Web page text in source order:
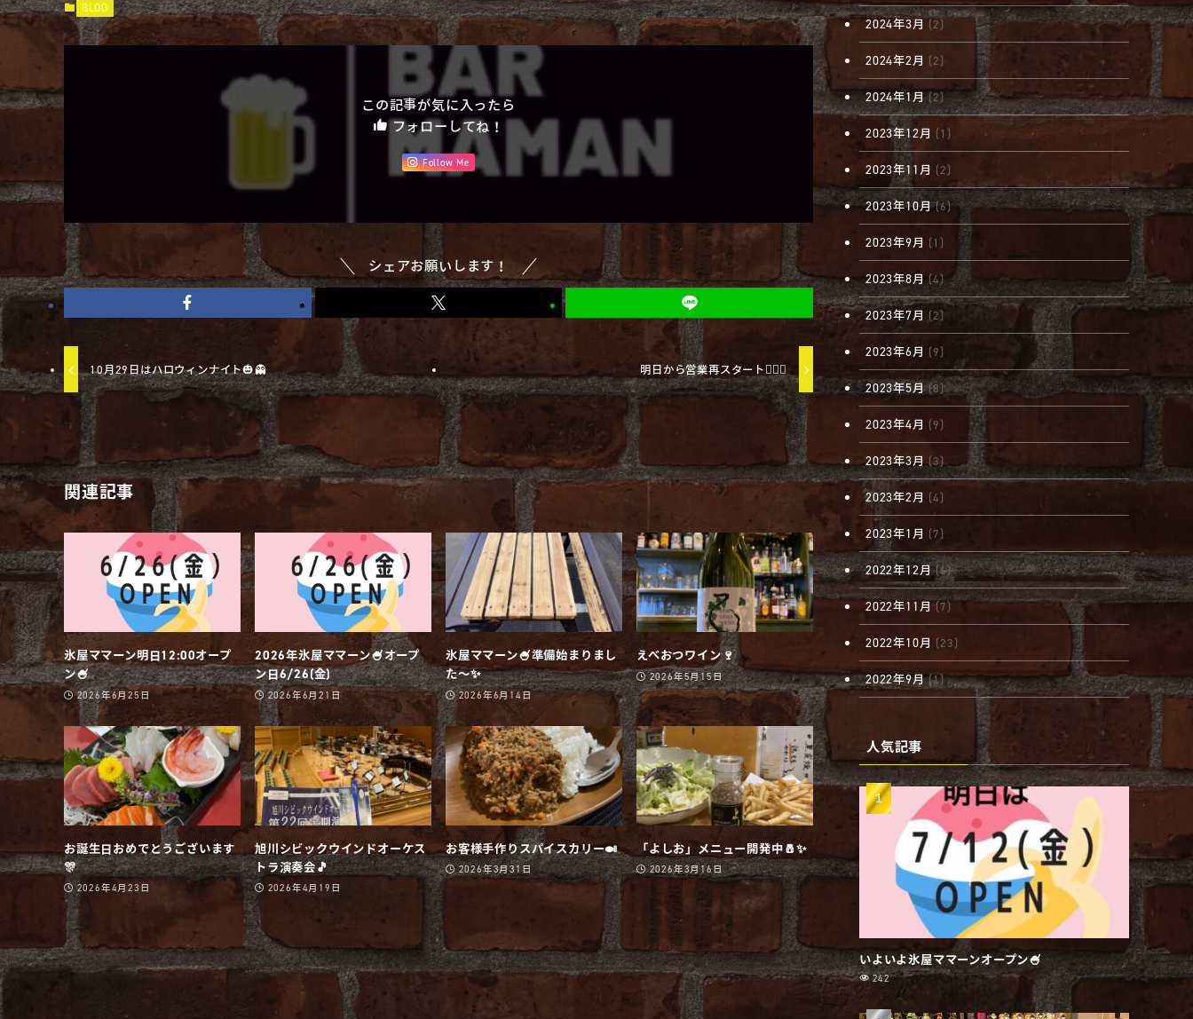
BLOG
この記事が気に入ったら
フォローしてね！
Follow Me
シェアお願いします！
10月29日はハロウィンナイト🎃👻 明日から営業再スタート🧔🏻‍♂️
関連記事
氷屋ママーン明日12:00オープ
ン🍧
2026年6月25日
2026年氷屋ママーン🍧オープ
ン日6/26(金)
2026年6月21日
氷屋ママーン🍧準備始まりまし
た〜✨
2026年6月14日
えべおつワイン🍷
2026年5月15日
お誕生日おめでとうございます
🎊
2026年4月23日
旭川シビックウインドオーケス
トラ演奏会🎵
2026年4月19日
お客様手作りスパイスカリー🍛
2026年3月31日
「よしお」メニュー開発中🧂✨
2026年3月16日
2024年3月 (2)
2024年2月 (2)
2024年1月(2)
2023年12月 (1)
2023年11月 (2)
2023年10月(6)
2023年9月 (1)
2023年8月 (4)
2023年7月 (2)
2023年6月 (9)
2023年5月(8)
2023年4月 (9)
2023年3月(3)
2023年2月 (4)
2023年1月 (7)
2022年12月(6)
2022年11月(7)
2022年10月 (23)
2022年9月(1)
人気記事
いよいよ氷屋ママーンオープン🍧
242